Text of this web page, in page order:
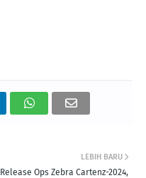
LEBIH BARU
Release Ops Zebra Cartenz-2024,